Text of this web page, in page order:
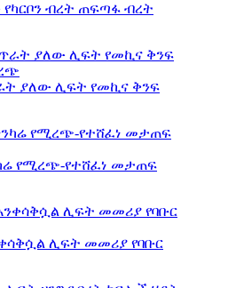
ብረት ጠፍጣፋ ብረት
ያለው ሊፍት የመኪና ቅንፍ
የሚረጭ-የተሸፈነ መታጠፍ
ሊፍት መመሪያ የባቡር